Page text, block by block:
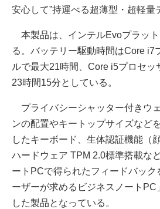
安心して”持運べる超薄型・超軽量
本製品は、インテルEvoプラッ
る。バッテリー駆動時間はCore i7
ルで最大21時間、Core i5プロセッ
23時間15分としている。
プライバシーシャッター付きウ
ンの配置やキートップサイズなど
したキーボード、生体認証機能（
ハードウェア TPM 2.0標準搭載な
ートPCで得られたフィードバック
ーザーが求めるビジネスノート
した製品となっている。